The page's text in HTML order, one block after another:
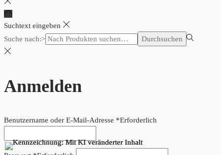
Suchtext eingeben
Suche nach:>
Durchsuchen
Anmelden
Benutzername oder E-Mail-Adresse *Erforderlich